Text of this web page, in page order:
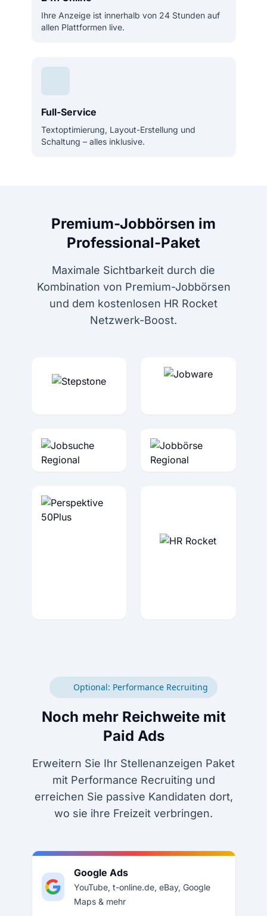
Ihre Anzeige ist innerhalb von 24 Stunden auf
allen Plattformen live.
Full-Service
Textoptimierung, Layout-Erstellung und
Schaltung – alles inklusive.
Premium-Jobbörsen im
Professional-Paket
Maximale Sichtbarkeit durch die
Kombination von Premium-Jobbörsen
und dem kostenlosen HR Rocket
Netzwerk-Boost.
Optional: Performance Recruiting
Noch mehr Reichweite mit
Paid Ads
Erweitern Sie Ihr Stellenanzeigen Paket
mit Performance Recruiting und
erreichen Sie passive Kandidaten dort,
wo sie ihre Freizeit verbringen.
Google Ads
YouTube, t-online.de, eBay, Google
Maps & mehr